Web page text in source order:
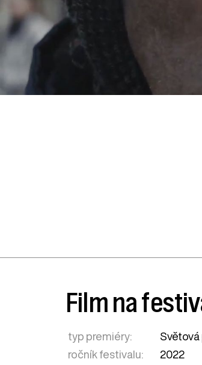
Film na
typ premiéry:
Světová
ročník festivalu:
2022